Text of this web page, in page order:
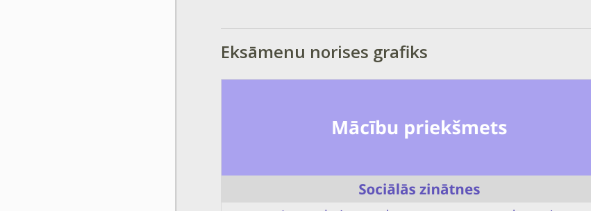
Eksāmenu norises grafiks